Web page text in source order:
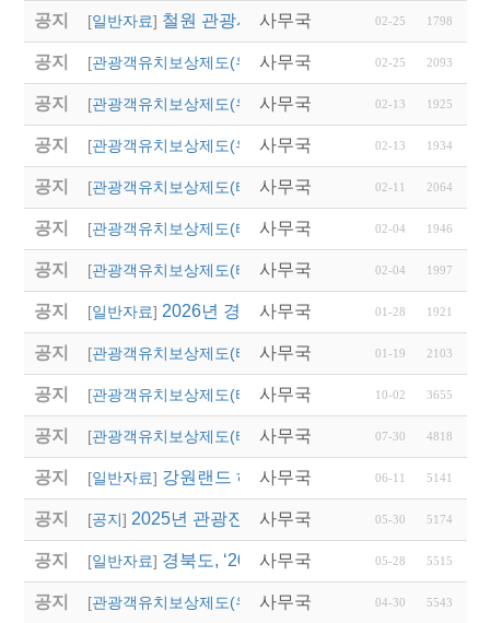
공지 [일반자료] 철원 관광시설 임시 폐쇄 안내
사무국 02-25 1798
공지 [관광객유치보상제도(우리지역)] 2026 「버스타고 경북
사무국 02-25 2093
공지 [관광객유치보상제도(우리지역)] 2026년 영천시 단체관
사무국 02-13 1925
공지 [관광객유치보상제도(우리지역)] 2026년 칠곡군 국내·
사무국 02-13 1934
공지 [관광객유치보상제도(타 시,도)] 2026년 경상남도 관광
사무국 02-11 2064
공지 [관광객유치보상제도(타 시,도)] 2026년 울산광역시 상
사무국 02-04 1946
공지 [관광객유치보상제도(타 시,도)] 「2026년도 대전광역
사무국 02-04 1997
공지 [일반자료] 2026년 경상북도독립운동기념관 단체관
사무국 01-28 1921
공지 [관광객유치보상제도(타 시,도)] 2026년 용인시 외국인
사무국 01-19 2103
공지 [관광객유치보상제도(타 시,도)] 2025년 대전광역시 외
사무국 10-02 3655
공지 [관광객유치보상제도(타 시,도)] 2025년 대전 0시 축제
사무국 07-30 4818
공지 [일반자료] 강원랜드 하이원리조트 스키버스 협약운
사무국 06-11 5141
공지 [공지] 2025년 관광진흥개발기금 산불 관련 특별융
사무국 05-30 5174
공지 [일반자료] 경북도, ‘2025 숙박 할인 대전’ 시작…관
사무국 05-28 5515
공지 [관광객유치보상제도(우리지역)] (영주시)단체관광객 유
사무국 04-30 5543